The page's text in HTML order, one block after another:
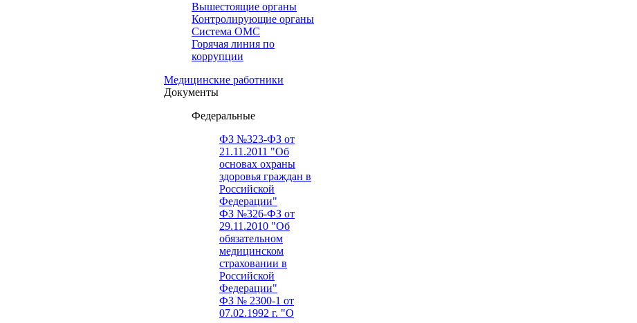
Вышестоящие органы
Контролирующие органы
Система ОМС
Горячая линия по
коррупции
Медицинские работники
Документы
Федеральные
ФЗ №323-ФЗ от
21.11.2011 "Об
основах охраны
здоровья граждан в
Российской
Федерации"
ФЗ №326-ФЗ от
29.11.2010 "Об
обязательном
медицинском
страховании в
Российской
Федерации"
ФЗ № 2300-1 от
07.02.1992 г. "О